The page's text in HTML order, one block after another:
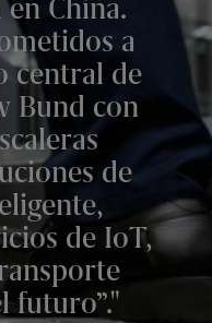
China.
a
central de
Bund con
de
de IoT,
futuro”.